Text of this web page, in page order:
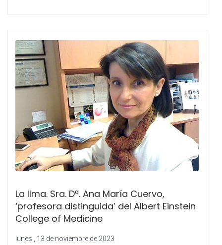
La Ilma. Sra. Dª. Ana María Cuervo,
‘profesora distinguida’ del Albert Einstein
College of Medicine
lunes , 13 de noviembre de 2023